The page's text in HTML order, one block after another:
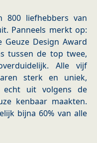
liefhebbers van
Panneels merkt op:
Design Award
tussen de top twee,
Alle vijf
sterk en uniek,
uit volgens de
kenbaar maakten.
bijna 60% van alle